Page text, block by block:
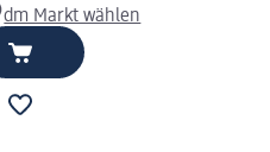
dm Markt wählen